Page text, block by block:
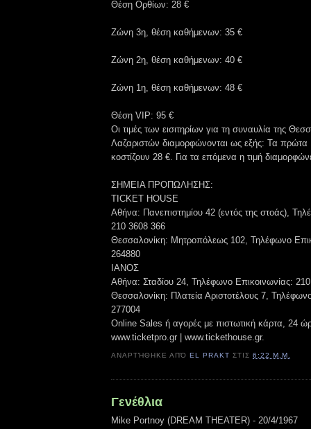
Θέση Ορθίων: 28 €
Ζώνη 3η, θέση καθήμενων: 35 €
Ζώνη 2η, θέση καθήμενων: 40 €
Ζώνη 1η, θέση καθήμενων: 48 €
Θέση VIP: 95 €
Οι τιμές των εισιτηρίων για τη συναυλία της
Λαζαριστών διαμορφώνονται ως εξής: Τα πρώτα
κοστίζουν 28 €. Για τα επόμενα η τιμή
ΣΗΜΕΙΑ ΠΡΟΠΩΛΗΣΗΣ:
TICKET HOUSE
Αθήνα: Πανεπιστημίου 42 (εντός της στοάς),
210 3608 366
Θεσσαλονίκη: Μητροπόλεως 102, Τηλέφωνο
264880
ΙΑΝΟΣ
Αθήνα: Σταδίου 24, Τηλέφωνο Επικοινωνίας:
Θεσσαλονίκη: Πλατεία Αριστοτέλους 7,
277004
Online Sales ή αγορές με πιστωτική κάρτα, 24
www.ticketpro.gr | www.tickethouse.gr.
ΑΝΑΡΤΉΘΗΚΕ ΑΠΌEL PRAKT ΣΤΙΣ6:22 Μ.Μ.
Γενέθλια
Mike Portnoy (DREAM THEATER) - 20/4/1967